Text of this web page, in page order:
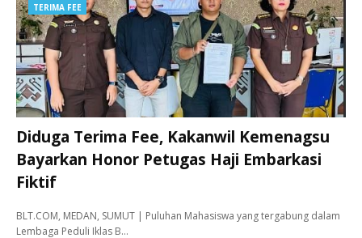
TERIMA FEE
Diduga Terima Fee, Kakanwil Kemenagsu
Bayarkan Honor Petugas Haji Embarkasi
Fiktif
BLT.COM, MEDAN, SUMUT | Puluhan Mahasiswa yang tergabung dalam
Lembaga Peduli Iklas B…